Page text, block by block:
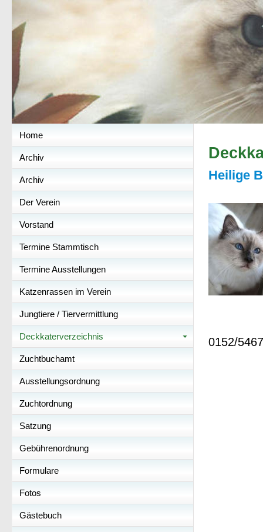
Home
Archiv
Archiv
Der Verein
Vorstand
Termine Stammtisch
Termine Ausstellungen
Katzenrassen im Verein
Jungtiere / Tiervermittlung
Deckkaterverzeichnis
Zuchtbuchamt
Ausstellungsordnung
Zuchtordnung
Satzung
Gebührenordnung
Formulare
Fotos
Gästebuch
Heilige
0152/